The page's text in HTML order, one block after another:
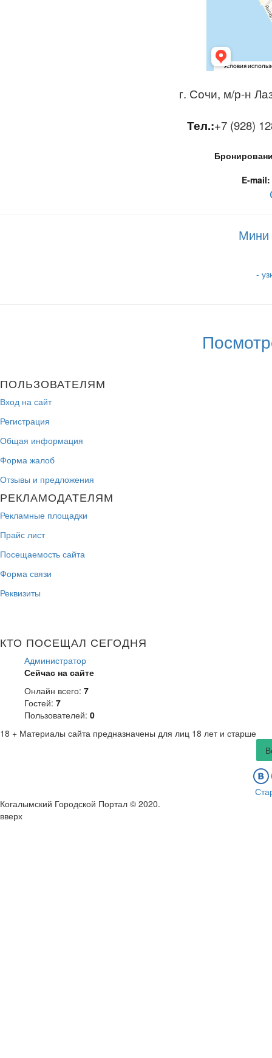
г. Сочи, м/р-н
Тел.:+7 (928)
E-mail:
Мини
-
ПОЛЬЗОВАТЕЛЯМ
Вход на сайт
Регистрация
Общая информация
Форма жалоб
Отзывы и предложения
РЕКЛАМОДАТЕЛЯМ
Рекламные площадки
Прайс лист
Посещаемость сайта
Форма связи
Реквизиты
КТО ПОСЕЩАЛ СЕГОДНЯ
Администратор
Сейчас на сайте
Онлайн всего: 7
Гостей: 7
Пользователей: 0
18 + Материалы сайта предназначены для лиц 18 лет и старше
Когалымский Городской Портал © 2020.
вверх